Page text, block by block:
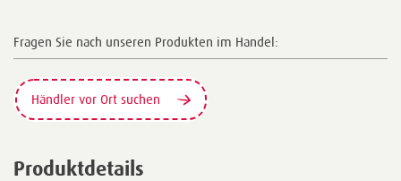
Fragen Sie nach unseren Produkten im Handel:
Händler vor Ort suchen
Produktdetails